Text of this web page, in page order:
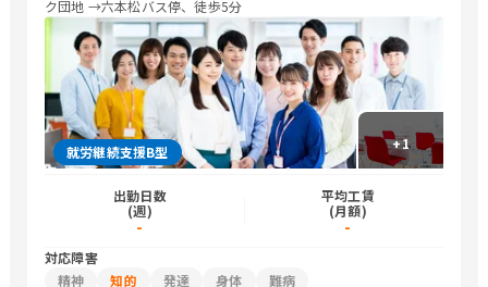
ク団地 →六本松バス停、徒歩5分
+1
就労継続支援B型
出勤日数
(週)
-
平均工賃
(月額)
-
対応障害
精神
知的 発達 身体 難病